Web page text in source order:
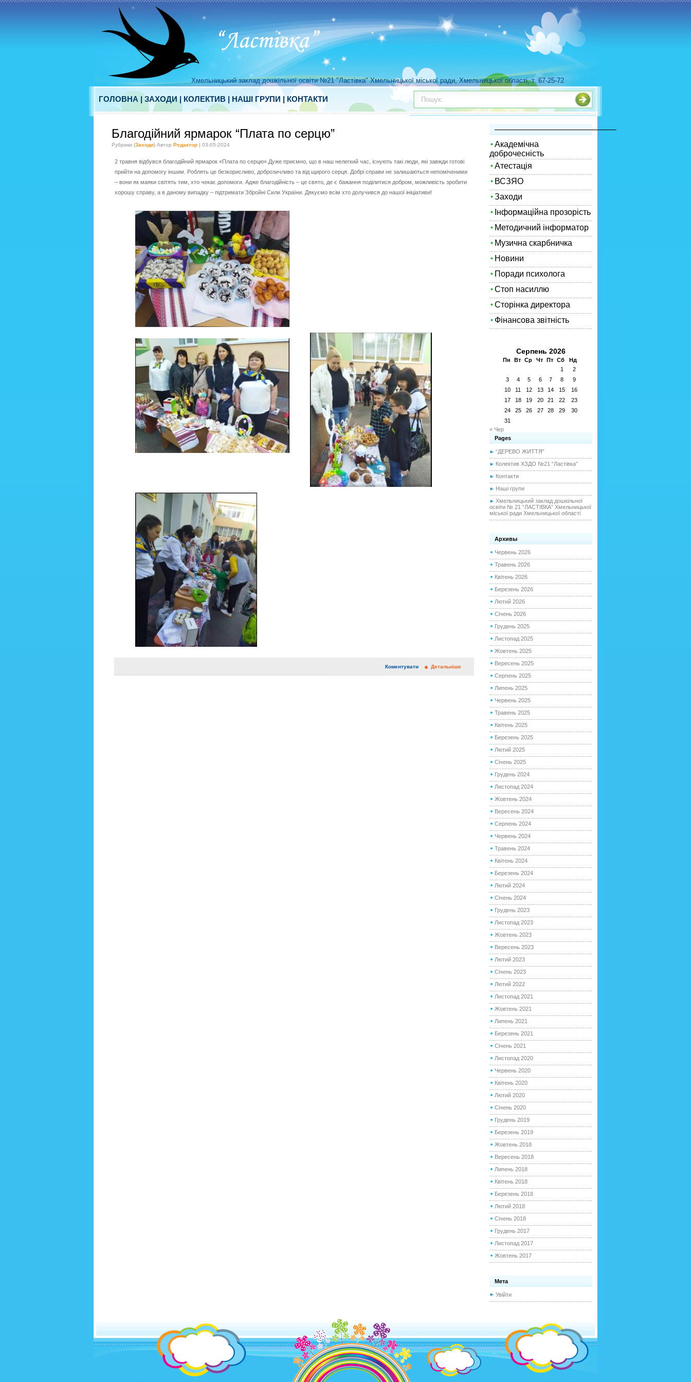
Хмельницький заклад дошкільної освіти №21 "Ластівка" Хмельницької міської ради, Хмельницької області, т. 67-25-72
ГОЛОВНА | ЗАХОДИ | КОЛЕКТИВ | НАШІ ГРУПИ | КОНТАКТИ Пошук:
Благодійний ярмарок “Плата по серцю”
Рубрики (Заходи) Автор Редактор | 03-05-2024
2 травня відбувся благодійний ярмарок «Плата по серцю».Дуже приємно, що в наш нелегкий час, існують такі люди, які завжди готові
прийти на допомогу іншим. Роблять це безкорисливо, доброзичливо та від щирого серця. Добрі справи не залишаються непоміченими
– вони як маяки світять тим, хто чекає допомоги. Адже благодійність – це свято, де є бажання поділитися добром, можливість зробити
хорошу справу, а в даному випадку – підтримати Збройні Сили України. Дякуємо всім хто долучився до нашої ініціативи!
Коментувати Детальніше
—————————————————————–
Академічна
доброчесність
Атестація
ВСЗЯО
Заходи
Інформаційна прозорість
Методичний інформатор
Музична скарбничка
Новини
Поради психолога
Стоп насиллю
Сторінка директора
Фінансова звітність
Серпень 2026
Пн Вт Ср Чт Пт Сб
Нд
1
2
3
4 5 6 7 8
9
10
11 12 13 14 15
16
17
18 19 20 21 22
23
24
25 26 27 28 29
30
31
« Чер
Pages
“ДЕРЕВО ЖИТТЯ”
Колектив ХЗДО №21 “Ластівка”
Контакти
Наші групи
Хмельницький заклад дошкільної
освіти № 21 “ЛАСТІВКА” Хмельницької
міської ради Хмельницької області
Архивы
Червень 2026
Травень 2026
Квітень 2026
Березень 2026
Лютий 2026
Січень 2026
Грудень 2025
Листопад 2025
Жовтень 2025
Вересень 2025
Серпень 2025
Липень 2025
Червень 2025
Травень 2025
Квітень 2025
Березень 2025
Лютий 2025
Січень 2025
Грудень 2024
Листопад 2024
Жовтень 2024
Вересень 2024
Серпень 2024
Червень 2024
Травень 2024
Квітень 2024
Березень 2024
Лютий 2024
Січень 2024
Грудень 2023
Листопад 2023
Жовтень 2023
Вересень 2023
Лютий 2023
Січень 2023
Лютий 2022
Листопад 2021
Жовтень 2021
Липень 2021
Березень 2021
Січень 2021
Листопад 2020
Червень 2020
Квітень 2020
Лютий 2020
Січень 2020
Грудень 2019
Березень 2019
Жовтень 2018
Вересень 2018
Липень 2018
Квітень 2018
Березень 2018
Лютий 2018
Січень 2018
Грудень 2017
Листопад 2017
Жовтень 2017
Мета
Увійти